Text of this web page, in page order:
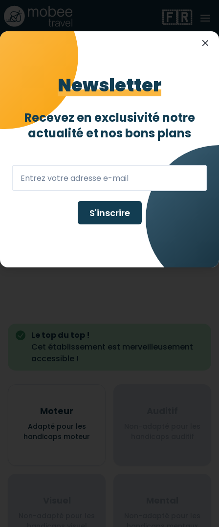
🇫🇷
Villages Nature Paris
By Center Parcs
Entièrement accessible
Bailly-Romainvilliers,FR
Le top du top !
Cet établissement est merveilleusement
accessible !
Moteur
Adapté pour les
handicaps moteur
Newsletter
Recevez en exclusivité notre
actualité et nos bons plans
S'inscrire